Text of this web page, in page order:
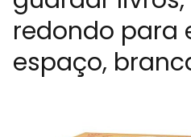
redondo para
espaço,